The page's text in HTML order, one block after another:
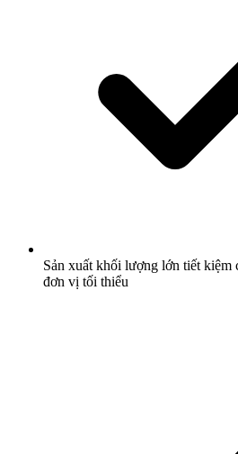
Sản xuất khối lượng lớn tiết
đơn vị tối thiểu